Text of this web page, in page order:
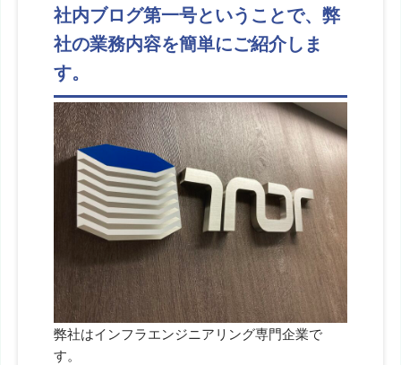
社内ブログ第一号ということで、弊
社の業務内容を簡単にご紹介しま
す。
弊社はインフラエンジニアリング専門企業で
す。